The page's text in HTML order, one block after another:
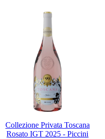
Collezione Privata Toscana
Rosato IGT 2025 - Piccini